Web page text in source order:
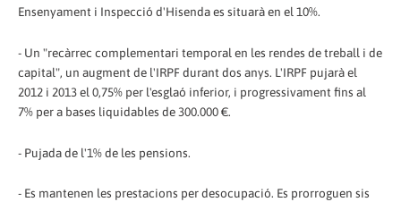
Ensenyament i Inspecció d'Hisenda es situarà en el 10%.
- Un "recàrrec complementari temporal en les rendes de treball i de
capital", un augment de l'IRPF durant dos anys. L'IRPF pujarà el
2012 i 2013 el 0,75% per l'esglaó inferior, i progressivament fins al
7% per a bases liquidables de 300.000 €.
- Pujada de l'1% de les pensions.
- Es mantenen les prestacions per desocupació. Es prorroguen sis